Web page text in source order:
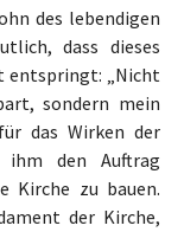
des lebendigen
dass dieses
entspringt: „Nicht
sondern mein
das Wirken der
ihm den Auftrag
Kirche zu bauen.
der Kirche,